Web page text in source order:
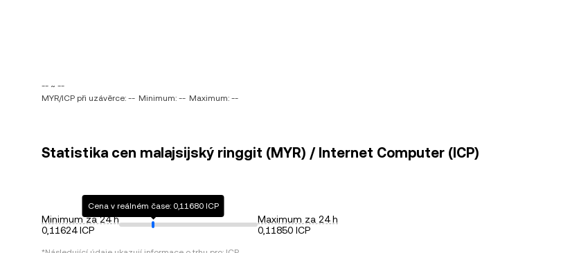
-- ~ --
MYR/ICP při uzávěrce: -- Minimum: -- Maximum: --
Statistika cen malajsijský ringgit (MYR) / Internet Computer (ICP)
Minimum za 24 h
0,11624 ICP
Cena v reálném čase: 0,11680 ICP
Maximum za 24 h
0,11850 ICP